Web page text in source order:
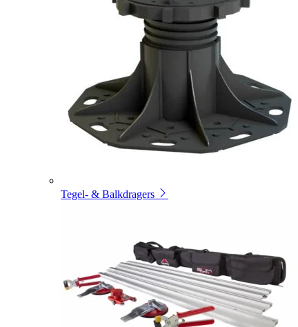
Tegel- & Balkdragers